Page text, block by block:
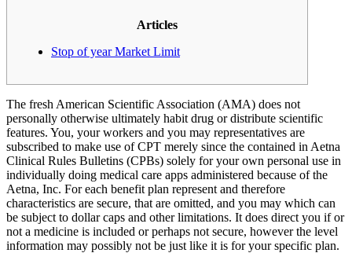
Articles
Stop of year Market Limit
The fresh American Scientific Association (AMA) does not
personally otherwise ultimately habit drug or distribute scientific
features. You, your workers and you may representatives are
subscribed to make use of CPT merely since the contained in Aetna
Clinical Rules Bulletins (CPBs) solely for your own personal use in
individually doing medical care apps administered because of the
Aetna, Inc. For each benefit plan represent and therefore
characteristics are secure, that are omitted, and you may which can
be subject to dollar caps and other limitations. It does direct you if or
not a medicine is included or perhaps not secure, however the level
information may possibly not be just like it is for your specific plan.